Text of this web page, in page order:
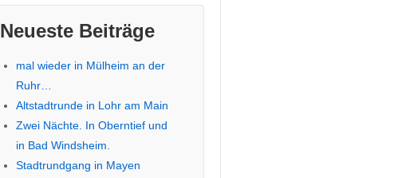
Neueste Beiträge
mal wieder in Mülheim an der
Ruhr…
Altstadtrunde in Lohr am Main
Zwei Nächte. In Oberntief und
in Bad Windsheim.
Stadtrundgang in Mayen